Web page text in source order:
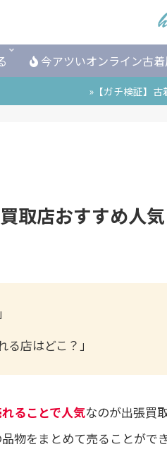
今アツいオンライン古
»【ガチ検証】
取店おすすめ人
る店はどこ？」
ることで人気なのが出張買取
物をまとめて売ることができ